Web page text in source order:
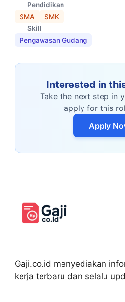
Pendidikan
SMA
SMK
Skill
Pengawasan Gudang
Interested in
Take the next step in
apply for this
Apply
Gaji.co.id menyediakan
kerja terbaru dan selalu